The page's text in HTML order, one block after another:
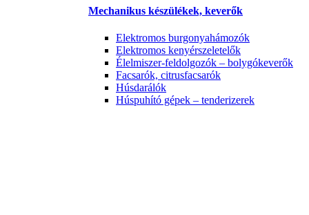
Mechanikus készülékek, keverők
Elektromos burgonyahámozók
Elektromos kenyérszeletelők
Élelmiszer-feldolgozók – bolygókeverők
Facsarók, citrusfacsarók
Húsdarálók
Húspuhító gépek – tenderizerek